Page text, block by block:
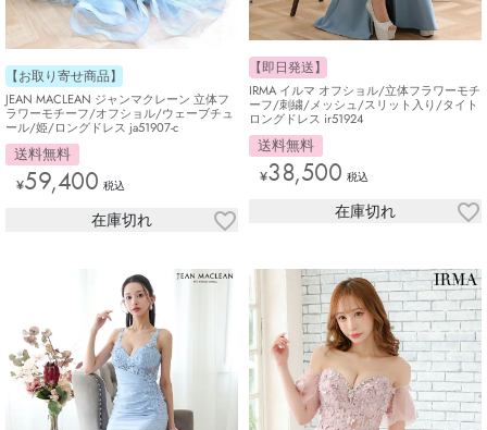
【お取り寄せ商品】
JEAN MACLEAN ジャンマクレーン 立体フ
ラワーモチーフ/オフショル/ウェーブチュ
ール/姫/ロングドレス ja51907-c
送料無料
¥59,400 税込
在庫切れ
【即日発送】
IRMA イルマ オフショル/立体フラワーモチ
ーフ/刺繍/メッシュ/スリット入り/タイト
ロングドレス ir51924
送料無料
¥38,500 税込
在庫切れ